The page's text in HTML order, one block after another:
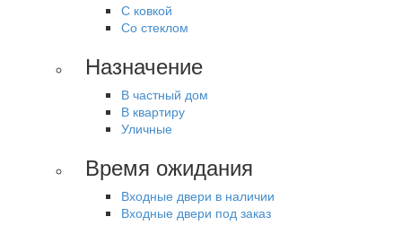
С ковкой
Со стеклом
Назначение
В частный дом
В квартиру
Уличные
Время ожидания
Входные двери в наличии
Входные двери под заказ